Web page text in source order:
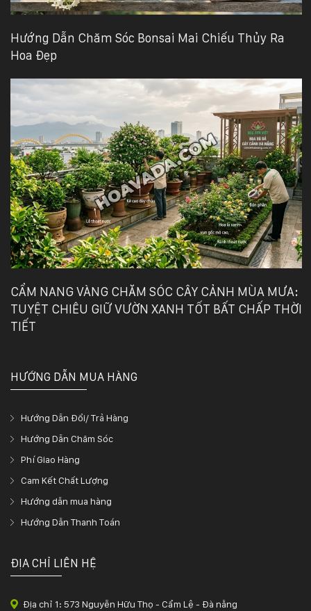
Hướng Dẫn Chăm Sóc Bonsai Mai Chiếu Thủy Ra
Hoa Đẹp
CẨM NANG VÀNG CHĂM SÓC CÂY CẢNH MÙA MƯA:
TUYỆT CHIÊU GIỮ VƯỜN XANH TỐT BẤT CHẤP THỜI
TIẾT
HƯỚNG DẪN MUA HÀNG
Hướng Dẫn Đổi/ Trả Hàng
Hướng Dẫn Chăm Sóc
Phí Giao Hàng
Cam Kết Chất Lượng
Hướng dẫn mua hàng
Hướng Dẫn Thanh Toán
ĐỊA CHỈ LIÊN HỆ
Địa chỉ 1: 573 Nguyễn Hữu Thọ - Cẩm Lệ - Đà nẵng